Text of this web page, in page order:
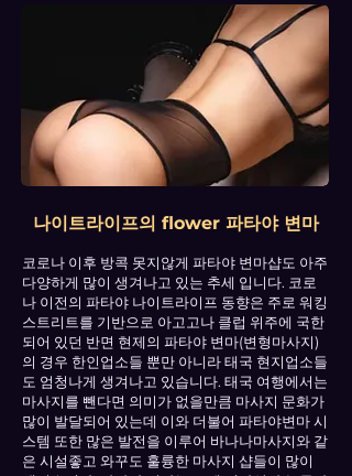
나이트라이프의 flower 파타야 변마
코로나 이후 방콕 못지않게 파타야 변마샵도 아주
다양하게 많이 생겨나고 있는 추세 입니다. 코로
나 이전의 파타야 나이트라이프 동향은 주로 워킹
스트리트를 기반으로 아고고나 클럽 위주에 국한
되어 있던 반면 현제의 파타야 변마(변형마사지)
의 경우 한인업소들 뿐만 아니라 태국 현지업소들
도 엄청나게 생겨나고 있습니다. 태국 여행에서는
마사지를 뺀다면 의미가 없을만큼 마사지 문화가
많이 발달되어 있는데 이와 더불어 파타야변마 시
스템 또한 많은 발전을 이루어 바나나마사지와 같
은 시설좋고 와꾸도 훌륭한 마사지 샵들이 많이